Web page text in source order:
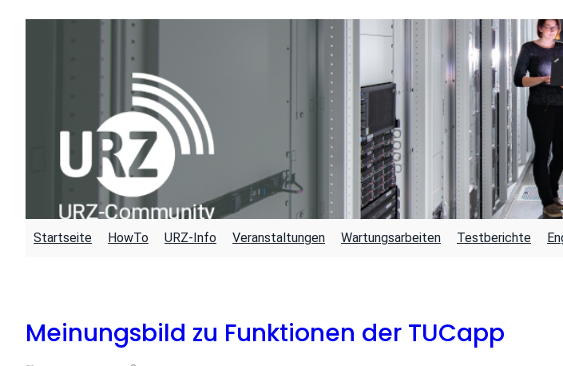
Startseite HowTo URZ-Info Veranstaltungen Wartungsarbeiten Testberichte
Meinungsbild zu Funktionen der TUCapp